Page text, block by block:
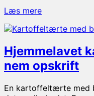
Læs mereKylling
karry
fløde
–
klassisk
nem
Hjemmelavet
nem opskrift
En kartoffeltærte med